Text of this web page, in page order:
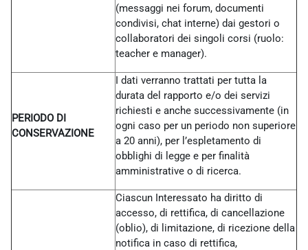
(messaggi nei forum, documenti
condivisi, chat interne) dai gestori o
collaboratori dei singoli corsi (ruolo:
teacher e manager).
PERIODO DI
CONSERVAZIONE
I dati verranno trattati per tutta la
durata del rapporto e/o dei servizi
richiesti e anche successivamente (in
ogni caso per un periodo non superiore
a 20 anni), per l’espletamento di
obblighi di legge e per finalità
amministrative o di ricerca.
Ciascun Interessato ha diritto di
accesso, di rettifica, di cancellazione
(oblio), di limitazione, di ricezione della
notifica in caso di rettifica,